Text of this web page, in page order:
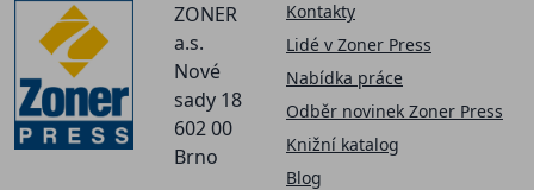
ZONER
a.s.
Nové
sady 18
602 00
Brno
Kontakty
Lidé v Zoner Press
Nabídka práce
Odběr novinek Zoner Press
Knižní katalog
Blog